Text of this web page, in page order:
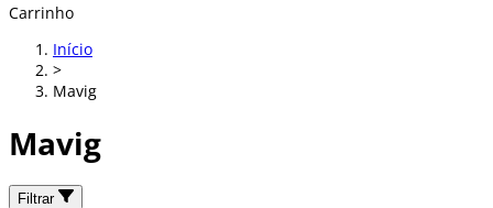
Carrinho
Início
>
Mavig
Mavig
Filtrar